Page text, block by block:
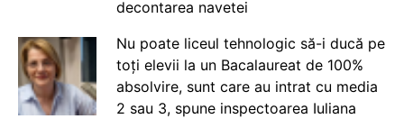
decontarea navetei
Nu poate liceul tehnologic să-i ducă pe
toți elevii la un Bacalaureat de 100%
absolvire, sunt care au intrat cu media
2 sau 3, spune inspectoarea Iuliana